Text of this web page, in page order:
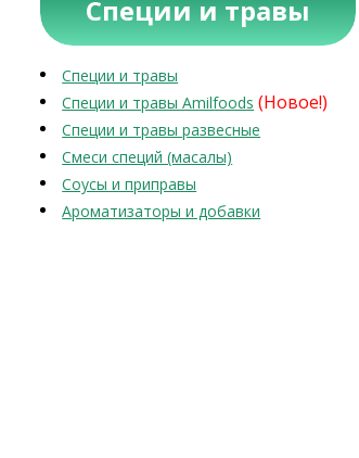
Специи и травы
Специи и травы
Специи и травы Amilfoods (Новое!)
Специи и травы развесные
Смеси специй (масалы)
Соусы и приправы
Ароматизаторы и добавки